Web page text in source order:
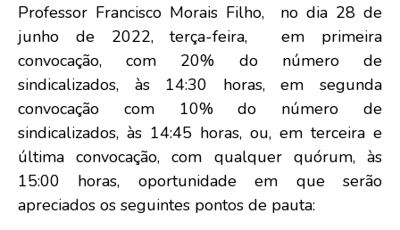
Professor Francisco Morais Filho, no dia 28 de
junho de 2022, terça-feira, em primeira
convocação, com 20% do número de
sindicalizados, às 14:30 horas, em segunda
convocação com 10% do número de
sindicalizados, às 14:45 horas, ou, em terceira e
última convocação, com qualquer quórum, às
15:00 horas, oportunidade em que serão
apreciados os seguintes pontos de pauta: